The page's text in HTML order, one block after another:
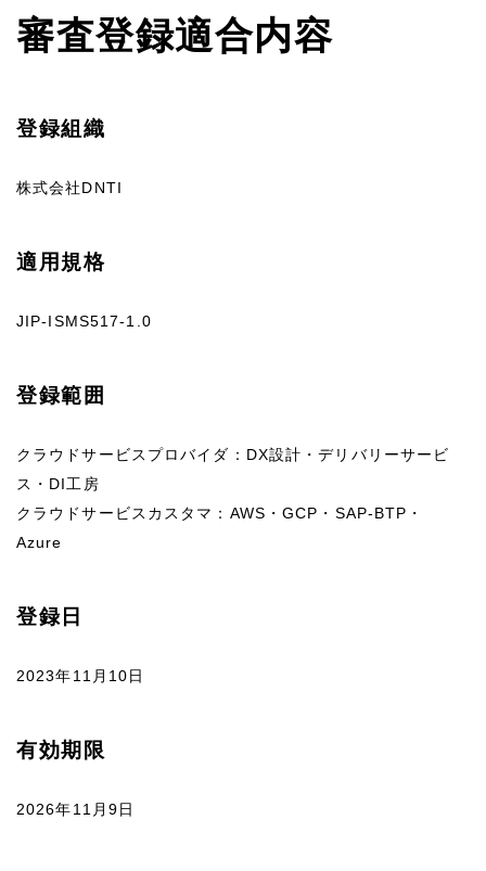
審査登録適合内容
登録組織
株式会社DNTI
適用規格
JIP-ISMS517-1.0
登録範囲
クラウドサービスプロバイダ：DX設計・デリバリーサービ
ス・DI工房
クラウドサービスカスタマ：AWS・GCP・SAP-BTP・
Azure
登録日
2023年11月10日
有効期限
2026年11月9日